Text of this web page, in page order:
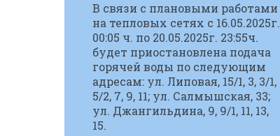
В связи с плановыми работами
на тепловых сетях с 16.05.2025г.
00:05 ч. по 20.05.2025г. 23:55ч.
будет приостановлена подача
горячей воды по следующим
адресам: ул. Липовая, 15/1, 3, 3/1,
5/2, 7, 9, 11; ул. Салмышская, 33;
ул. Джангильдина, 9, 9/1, 11, 13,
15.